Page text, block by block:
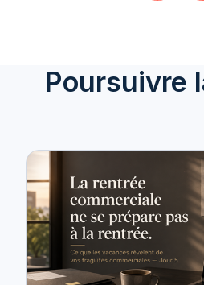
Poursuivre